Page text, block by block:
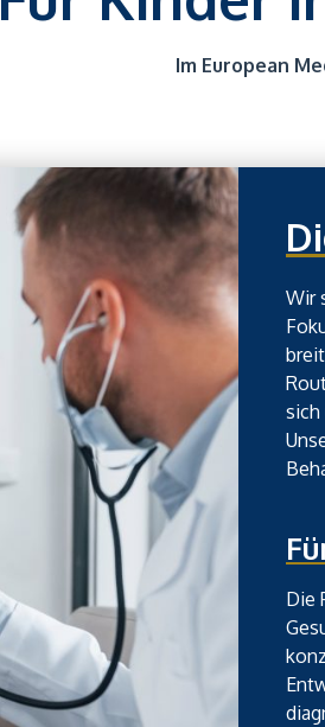
Im European
Wir
sich
Die